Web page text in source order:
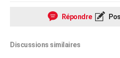
Répondre
Discussions similaires